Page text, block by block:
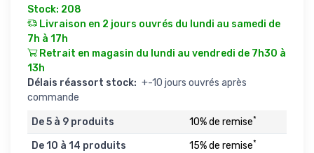
Stock: 208
Livraison en 2 jours ouvrés du lundi au samedi de
7h à 17h
Retrait en magasin du lundi au vendredi de 7h30 à
13h
Délais réassort stock: +-10 jours ouvrés après
commande
De 5 à 9 produits 10% de remise*
De 10 à 14 produits 15% de remise*